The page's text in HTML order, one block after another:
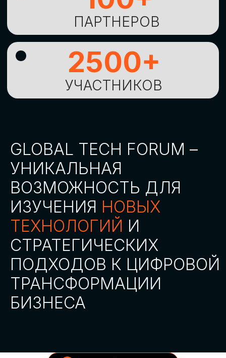
ОСТАВИТЬ
ЗАЯВКУ
АККРЕДИТАЦИЯ СМИ
СКАЧАТЬ ПРОГРАММУ
СТАТЬ СПИКЕРОМ
Оставьте заявку, наши менеджеры
СТАТЬ УЧАСТНИКОМ